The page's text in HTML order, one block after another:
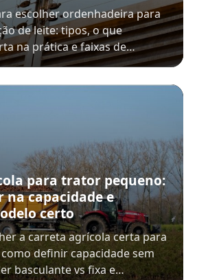
escolher ordenhadeira para
de leite: tipos, o que
na prática e faixas de…
para trator pequeno:
na capacidade e
certo
a carreta agrícola certa para
definir capacidade sem
basculante vs fixa e…